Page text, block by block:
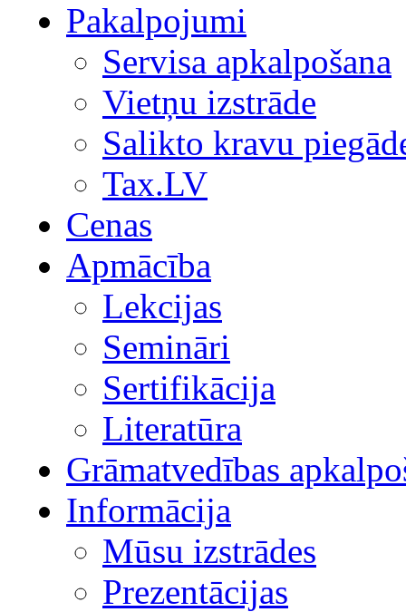
Pakalpojumi
Servisa apkalpošana
Vietņu izstrāde
Salikto kravu
Tax.LV
Cenas
Apmācība
Lekcijas
Semināri
Sertifikācija
Literatūra
Grāmatvedības
Informācija
Mūsu izstrādes
Prezentācijas